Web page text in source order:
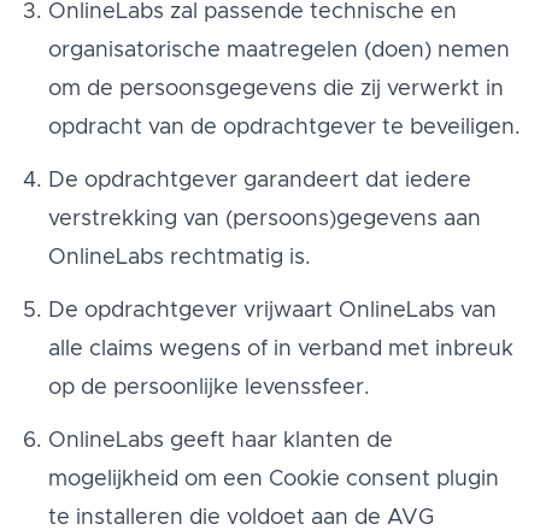
OnlineLabs zal passende technische en
organisatorische maatregelen (doen) nemen
om de persoonsgegevens die zij verwerkt in
opdracht van de opdrachtgever te beveiligen.
De opdrachtgever garandeert dat iedere
verstrekking van (persoons)gegevens aan
OnlineLabs rechtmatig is.
De opdrachtgever vrijwaart OnlineLabs van
alle claims wegens of in verband met inbreuk
op de persoonlijke levenssfeer.
OnlineLabs geeft haar klanten de
mogelijkheid om een Cookie consent plugin
te installeren die voldoet aan de AVG